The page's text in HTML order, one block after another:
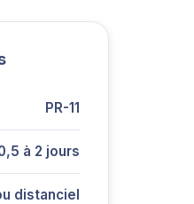
PR-11
à 2 jours
distanciel